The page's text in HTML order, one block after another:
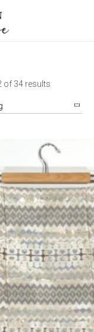
of 34 results